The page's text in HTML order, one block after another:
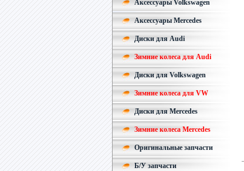
Аксессуары Volkswagen
Аксессуары Mercedes
Диски для Audi
Зимние колеса для Audi
Диски для Volkswagen
Зимние колеса для VW
Диски для Mercedes
Зимние колеса Mercedes
Оригинальные запчасти
Б/У запчасти